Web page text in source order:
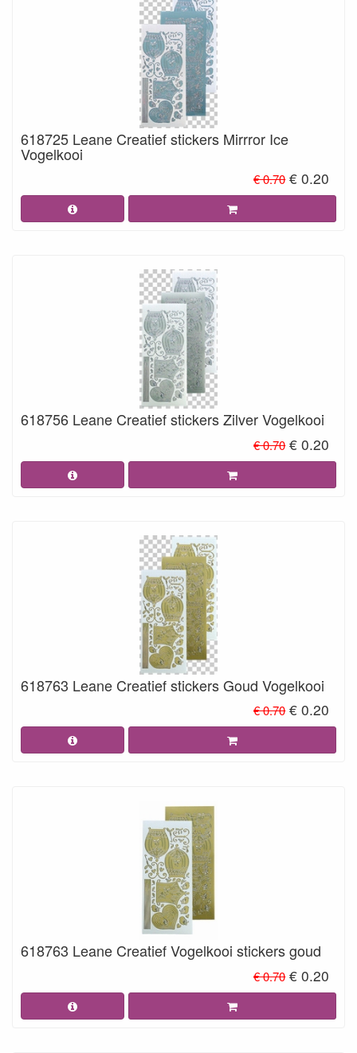
618725 Leane Creatief stickers Mirrror Ice
Vogelkooi
€ 0.70 € 0.20
618756 Leane Creatief stickers Zilver Vogelkooi
€ 0.70 € 0.20
618763 Leane Creatief stickers Goud Vogelkooi
€ 0.70 € 0.20
618763 Leane Creatief Vogelkooi stickers goud
€ 0.70 € 0.20